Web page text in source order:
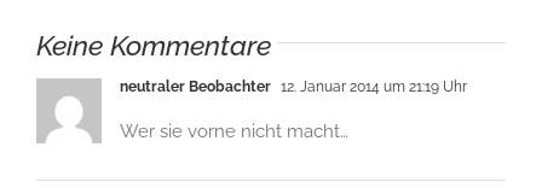
Keine Kommentare
neutraler Beobachter 12. Januar 2014 um 21:19 Uhr
Wer sie vorne nicht macht…